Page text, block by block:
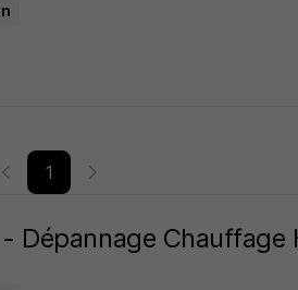
1
Dépannage Chauffage